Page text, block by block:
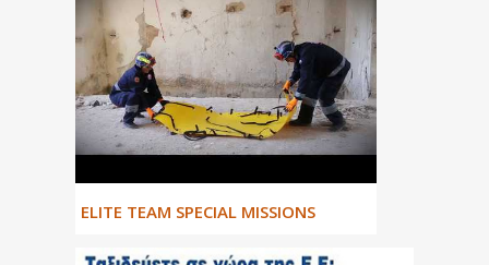
ΕLITE TEAM SPECIAL MISSIONS